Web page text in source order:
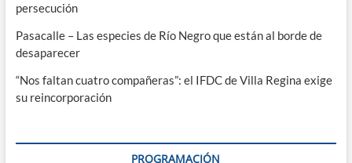
persecución
Pasacalle – Las especies de Río Negro que están al borde de
desaparecer
“Nos faltan cuatro compañeras”: el IFDC de Villa Regina exige
su reincorporación
PROGRAMACIÓN